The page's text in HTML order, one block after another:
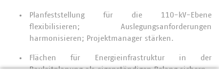
Planfeststellung für die 110-kV-Ebene
flexibilisieren; Auslegungsanforderungen
harmonisieren; Projektmanager stärken.
Flächen für Energieinfrastruktur in der
Bauleitplanung als eigenständigen Belang sichern.